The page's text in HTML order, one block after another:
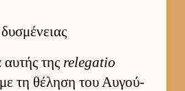
της relegatio
τη θέληση του Αυ­γού­